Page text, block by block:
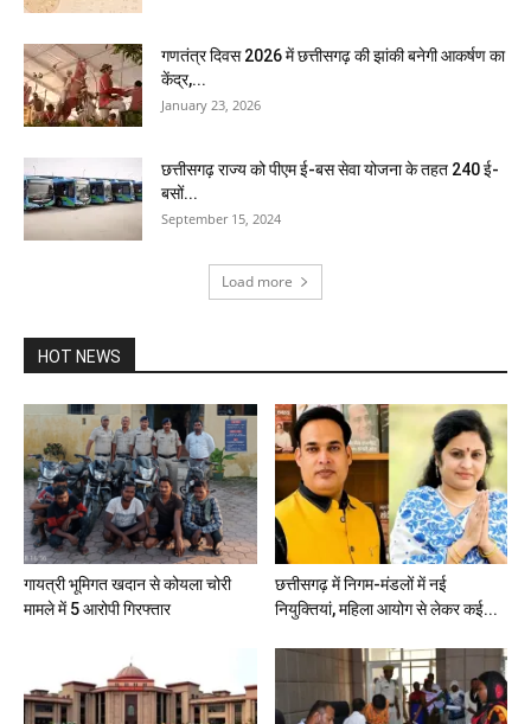
गणतंत्र दिवस 2026 में छत्तीसगढ़ की झांकी बनेगी आकर्षण का
केंद्र,...
January 23, 2026
छत्तीसगढ़ राज्य को पीएम ई-बस सेवा योजना के तहत 240 ई-
बसों...
September 15, 2024
Load more
HOT NEWS
गायत्री भूमिगत खदान से कोयला चोरी
मामले में 5 आरोपी गिरफ्तार
छत्तीसगढ़ में निगम-मंडलों में नई
नियुक्तियां, महिला आयोग से लेकर कई...